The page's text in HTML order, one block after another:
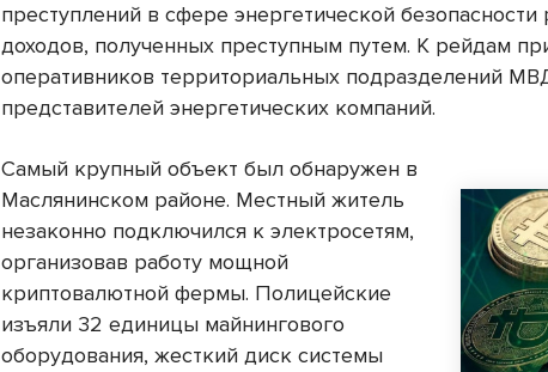
преступлений в сфере энергетической безопасности
доходов, полученных преступным путем. К рейдам
оперативников территориальных подразделений
представителей энергетических компаний.
Самый крупный объект был обнаружен в
Маслянинском районе. Местный житель
незаконно подключился к электросетям,
организовав работу мощной
криптовалютной фермы. Полицейские
изъяли 32 единицы майнингового
оборудования, жесткий диск системы